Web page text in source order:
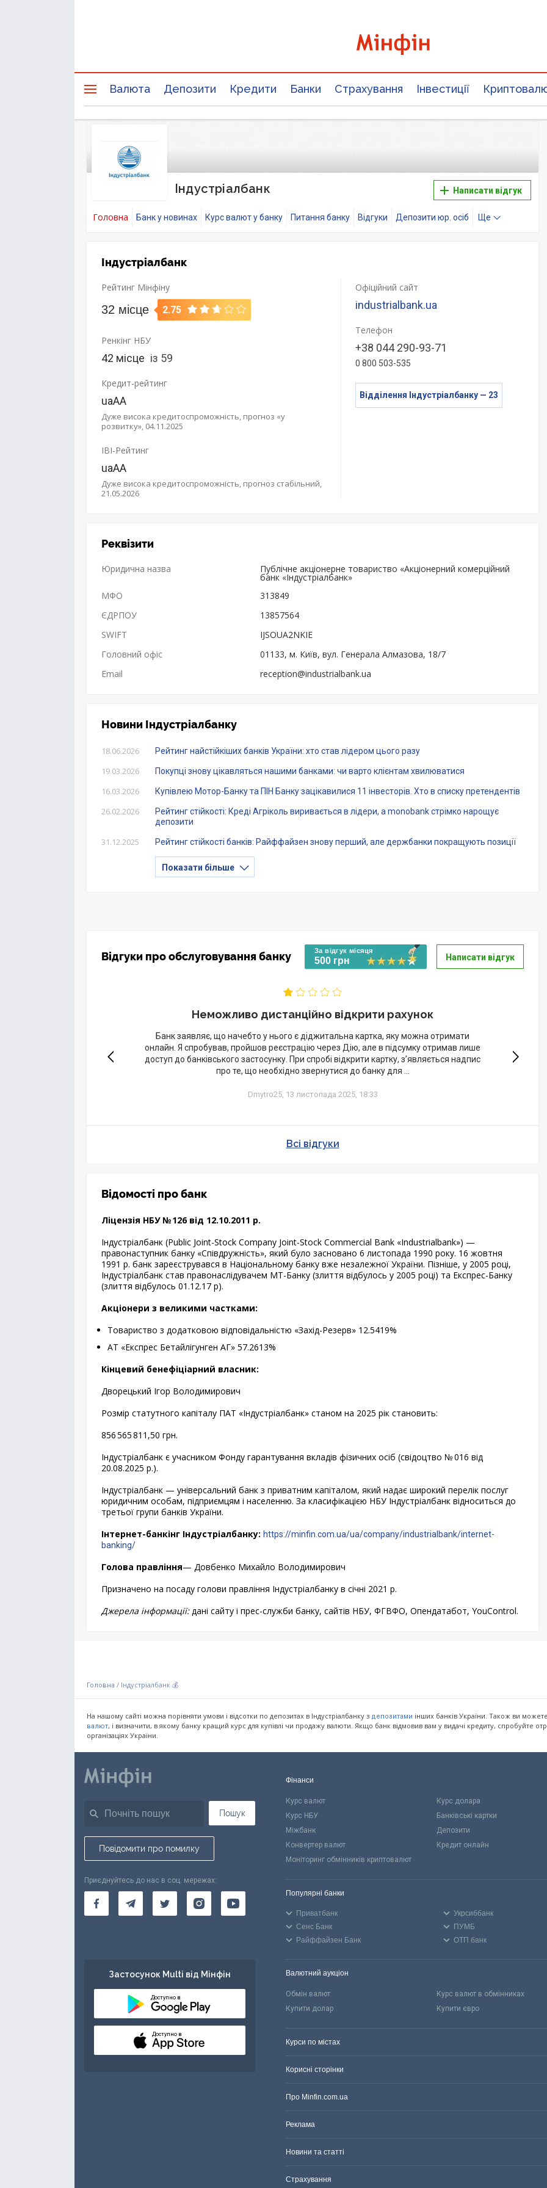
Валюта Депозити Кредити Банки Страхування Інвестиції
Індустріалбанк Написати відгук
Головна Банк у новинах Курс валют у банку Питання банку Відгуки Депозити юр. осіб Ще
Індустріалбанк
Рейтинг Мінфіну
32 місце 2.75
Ренкінг НБУ
42 місце із 59
Кредит-рейтинг
uaAA
Дуже висока кредитоспроможність, прогноз «у
розвитку», 04.11.2025
IBI-Рейтинг
uaAA
Дуже висока кредитоспроможність, прогноз стабільний,
21.05.2026
Офіційний сайт
industrialbank.ua
Телефон
+38 044 290-93-71
0 800 503-535
Відділення Індустріалбанку — 23
Реквізити
Юридична назва Публічне акціонерне товариство «Акціонерний комерційний
банк «Індустріалбанк»
МФО
313849
ЄДРПОУ
13857564
SWIFT
IJSOUA2NKIE
Головний офіс
01133, м. Київ, вул. Генерала Алмазова, 18/7
Email
reception@industrialbank.ua
Новини Індустріалбанку
18.06.2026 Рейтинг найстійкіших банків України: хто став лідером цього разу
19.03.2026 Покупці знову цікавляться нашими банками: чи варто клієнтам хвилюватися
16.03.2026 Купівлею Мотор-Банку та ПІН Банку зацікавилися 11 інвесторів. Хто в списку претендентів
26.02.2026
Рейтинг стійкості: Креді Агріколь виривається в лідери, а monobank стрімко нарощує
депозити
31.12.2025 Рейтинг стійкості банків: Райффайзен знову перший, але держбанки покращують позиції
Показати більше
Відгуки про обслуговування банку За відгук місяця
500 грн Написати відгук
Неможливо дистанційно відкрити рахунок
Банк заявляє, що начебто у нього є діджитальна картка, яку можна отримати
онлайн. Я спробував, пройшов реєстрацію через Дію, але в підсумку отримав лише
доступ до банківського застосунку. При спробі відкрити картку, з’являється надпис
про те, що необхідно звернутися до банку для ...
Dmytro25, 13 листопада 2025, 18:33
Всі відгуки
Відомості про банк
Ліцензія НБУ № 126 від 12.10.2011 р.
Індустріалбанк (Public Joint-Stock Company Joint-Stock Commercial Bank «Industrialbank») —
правонаступник банку «Співдружність», який було засновано 6 листопада 1990 року. 16 жовтня
1991 р. банк зареєструвався в Національному банку вже незалежної України. Пізніше, у 2005 році,
Індустріалбанк став правонаслідувачем МТ-Банку (злиття відбулось у 2005 році) та Експрес-Банку
(злиття відбулось 01.12.17 р).
Акціонери з великими частками:
Товариство з додатковою від­по­від­аль­ні­стю «Захід-Резерв» 12.5419%
АТ «Експрес Бетайлігунген АГ» 57.2613%
Кінцевий бенефіціарний власник:
Дворецький Ігор Володимирович
Розмір статутного капіталу ПАТ «Індустріалбанк» станом на 2025 рік становить:
856 565 811,50 грн.
Індустріалбанк є учасником Фонду гарантування вкладів фізичних осіб (свідоцтво № 016 від
20.08.2025 р.).
Індустріалбанк — універсальний банк з приватним капіталом, який надає широкий перелік послуг
юридичним особам, підприємцям і населенню. За класифікацією НБУ Індустріалбанк відноситься до
третьої групи банків України.
Інтернет-банкінг Індустріалбанку: https://minfin.com.ua/ua/company/industrialbank/internet-
banking/
Голова правління— Довбенко Михайло Володимирович
Призначено на посаду голови правління Індустріалбанку в січні 2021 р.
Джерела інформації:дані сайту і прес-служби банку, сайтів НБУ, ФГВФО, Опендатабот, YouControl.
Головна / Індустріалбанк 💰
На нашому сайті можна порівняти умови і відсотки по депозитах в Індустріалбанку з депозитами інших банків України. Також ви
валют, і визначити, в якому банку кращий курс для купівлі чи продажу валюти. Якщо банк відмовив вам у видачі кредиту, спробуйте
організаціях України.
Пошук
Повідомити про помилку
Приєднуйтесь до нас в соц. мережах:
Застосунок Multi від Мінфін
Доступно в
Доступно в
Фінанси
Курс валют Курс долара
Курс НБУ
Банківські картки
Міжбанк
Депозити
Конвертер валют
Кредит онлайн
Моніторинг обмінників криптовалют
Популярні банки
Приватбанк Укрсиббанк
Сенс Банк
ПУМБ
Райффайзен Банк
ОТП банк
Валютний аукціон
Обмін валют Курс валют в обмінниках
Купити долар
Купити євро
Курси по містах
Корисні сторінки
Про Minfin.com.ua
Реклама
Новини та статті
Страхування